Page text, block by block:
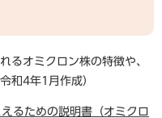
るオミクロン株の特徴や、
和4年1月作成）
るための説明書（オミクロ